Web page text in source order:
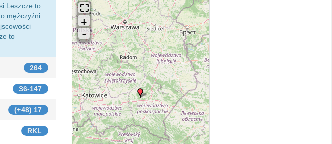
Leszcze to
mężczyźni.
to
264
36-147
(+48) 17
RKL